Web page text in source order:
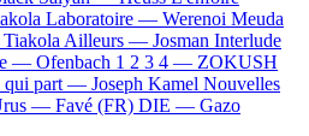
Laboratoire — Werenoi Meuda
Ailleurs — Josman Interlude
— Ofenbach 1 2 3 4 — ZOKUSH
qui part — Joseph Kamel Nouvelles
— Favé (FR) DIE — Gazo